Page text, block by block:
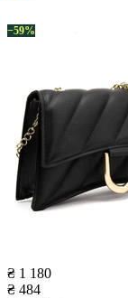
−59%
₴ 1 180
₴ 484